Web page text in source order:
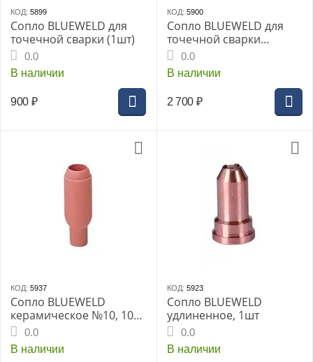
КОД: 5899
Сопло BLUEWELD для
точечной сварки (1шт)
0.0
В наличии
900 ₽
КОД: 5900
Сопло BLUEWELD для
точечной сварки
гвоздями (1шт)
0.0
В наличии
2 700 ₽
КОД: 5937
Сопло BLUEWELD
керамическое №10, 10
шт0.0
В наличии
КОД: 5923
Сопло BLUEWELD
удлиненное, 1шт
0.0
В наличии